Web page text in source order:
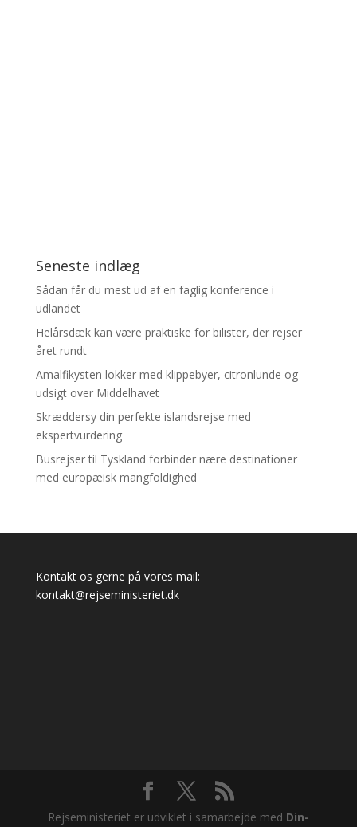
Seneste indlæg
Sådan får du mest ud af en faglig konference i
udlandet
Helårsdæk kan være praktiske for bilister, der rejser
året rundt
Amalfikysten lokker med klippebyer, citronlunde og
udsigt over Middelhavet
Skræddersy din perfekte islandsrejse med
ekspertvurdering
Busrejser til Tyskland forbinder nære destinationer
med europæisk mangfoldighed
Kontakt os gerne på vores mail:
kontakt@rejseministeriet.dk
Rejseministeriet er udviklet i samarbejde med Din-